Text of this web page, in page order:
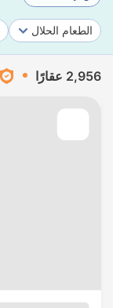
الطعام الحلال
2,956 عقارًا